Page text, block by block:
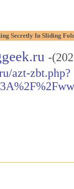
Secretly In Sliding
-
azt-zbt.php?